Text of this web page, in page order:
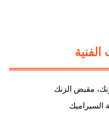
مقبض الزنك